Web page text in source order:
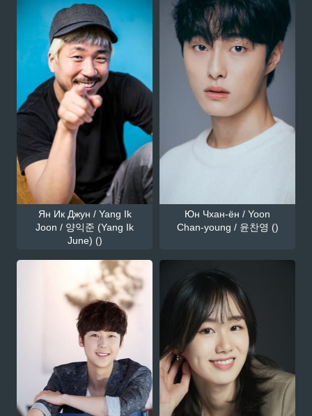
Ян Ик Джун / Yang Ik
Joon / 양익준 (Yang Ik
June) ()
Юн Чхан-ён / Yoon
Chan-young / 윤찬영 ()